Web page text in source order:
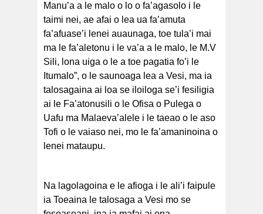
Manu’a a le malo o lo o fa’agasolo i le
taimi nei, ae afai o lea ua fa’amuta
fa’afuase’i lenei auaunaga, toe tula’i mai
ma le fa’aletonu i le va’a a le malo, le M.V
Sili, lona uiga o le a toe pagatia fo’i le
Itumalo”, o le saunoaga lea a Vesi, ma ia
talosagaina ai loa se iloiloga se’i fesiligia
ai le Fa’atonusili o le Ofisa o Pulega o
Uafu ma Malaeva’alele i le taeao o le aso
Tofi o le vaiaso nei, mo le fa’amaninoina o
lenei mataupu.
Na lagolagoina e le afioga i le ali’i faipule
ia Toeaina le talosaga a Vesi mo se